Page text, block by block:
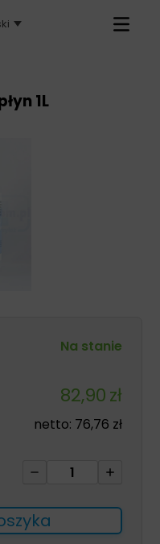
Primary
1L
Na stanie
82,90zł
netto: 76,76 zł
ilość
płyn
1L